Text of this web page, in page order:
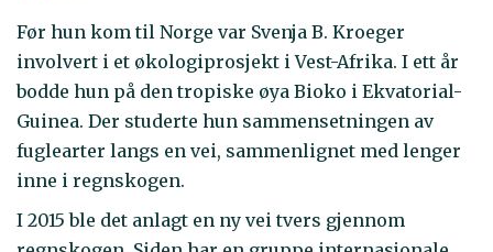
Før hun kom til Norge var Svenja B. Kroeger
involvert i et økologiprosjekt i Vest-Afrika. I ett år
bodde hun på den tropiske øya Bioko i Ekvatorial-
Guinea. Der studerte hun sammensetningen av
fuglearter langs en vei, sammenlignet med lenger
inne i regnskogen.
I 2015 ble det anlagt en ny vei tvers gjennom